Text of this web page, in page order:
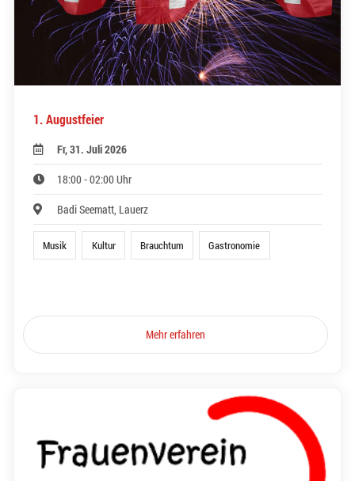
1. Augustfeier
Fr, 31. Juli 2026
18:00 - 02:00 Uhr
Badi Seematt, Lauerz
Musik Kultur Brauchtum Gastronomie
Mehr erfahren